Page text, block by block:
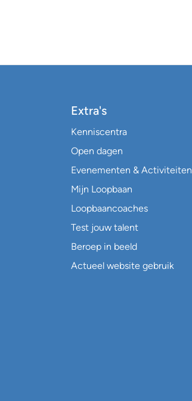
Extra's
Kenniscentra
Open dagen
Evenementen & Activiteiten
Mijn Loopbaan
Loopbaancoaches
Test jouw talent
Beroep in beeld
Actueel website gebruik